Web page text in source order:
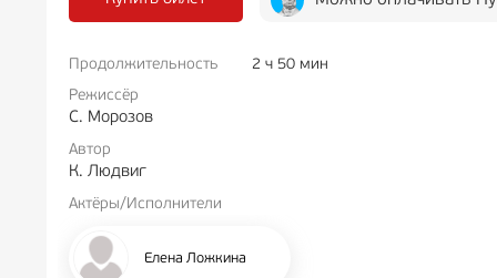
Продолжительность
2 ч 50 мин
Режиссёр
С. Морозов
Автор
К. Людвиг
Актёры/Исполнители
Елена Ложкина